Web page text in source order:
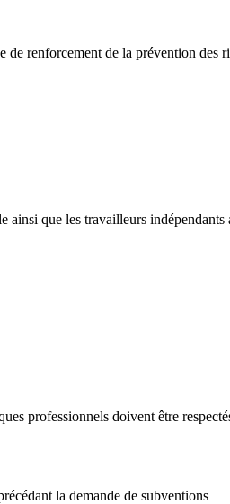
renforcement de la prévention des
que les travailleurs
professionnels doivent être
la demande de subventions